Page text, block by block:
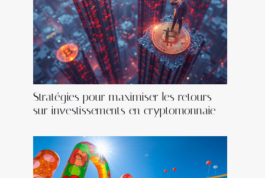
Stratégies pour maximiser les retours
sur investissements en cryptomonnaie